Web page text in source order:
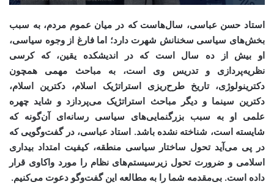
استاد حسن عباسی، سال‌هاست که در میان عموم مردم، به سبب
بخش‌های سیاسی سخنانش شهرت دارد؛ اما فارغ از وجوه سیاسی،
او بیش از ده سال است که در اندیشکده یقین، که کرسی
نظریه‌پردازی و تدریس وی است، به مباحث مهمی همچون
دکترینولوژی، تاریخ طرح‌ریزی استراتژیک اسلام، دکترین اسلام،
دکترین سینما و دیگر مباحث استراتژیک می‌پردازد و شاید چهره
علمی او به سبب بزرگنمایی‌های سیاسی رسانه‌ای آن‌گونه که
شایسته است، شناخته نشده باشد. استاد عباسی، در گفت‌وگویی که
در پی می‌آید تحول ساختار سیاسی منطقه، کیفیت امتداد بیداری
اسلامی و ضرورت تحول زیرسیستم‌های نظام را مورد واکاوی قرار
داده است. بی‌مقدمه شما را به مطالعه این گفت‌وگو دعوت می‌کنیم.